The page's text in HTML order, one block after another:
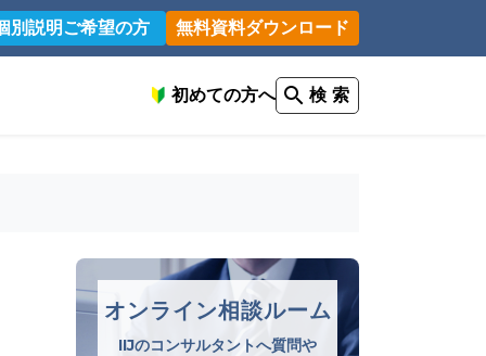
別説明ご希望の方 無料資料ダウンロード
初めての方へ 検 索
オンライン相談ルーム
IIJのコンサルタントへ質問や